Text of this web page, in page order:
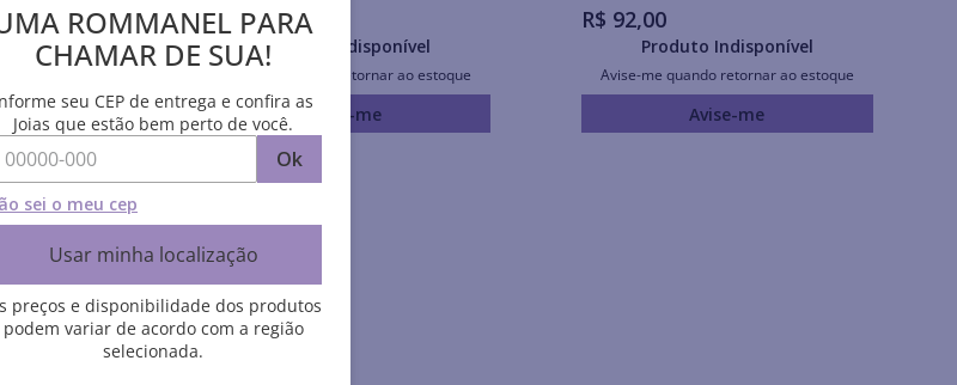
ao estoque
R$ 519,00
Produto Indisponível
Avise-me quando retornar ao estoque
Avise-me
R$ 92,00
Produto Indisponível
Avise-me quando retornar ao estoque
Avise-me
ROMMANEL PARA
CHAMAR DE SUA!
seu CEP de entrega e confira as
Joias que estão bem perto de você.
Ok
sei o meu cep
Usar minha localização
preços e disponibilidade dos produtos
podem variar de acordo com a região
selecionada.